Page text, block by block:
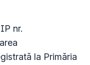
nr.
la Primăria